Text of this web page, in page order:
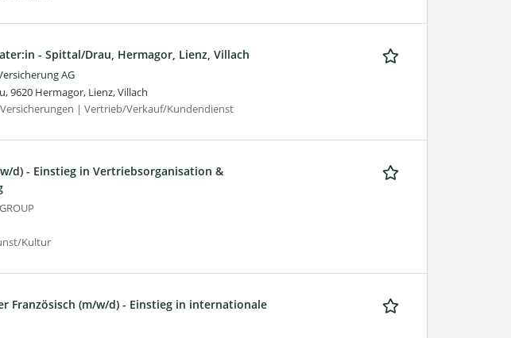
- Spittal/Drau, Hermagor, Lienz, Villach
AG
9620 Hermagor, Lienz, Villach
| Vertrieb/Verkauf/Kundendienst
d) - Einstieg in Vertriebsorganisation &
Kultur
Französisch (m/w/d) - Einstieg in internationale